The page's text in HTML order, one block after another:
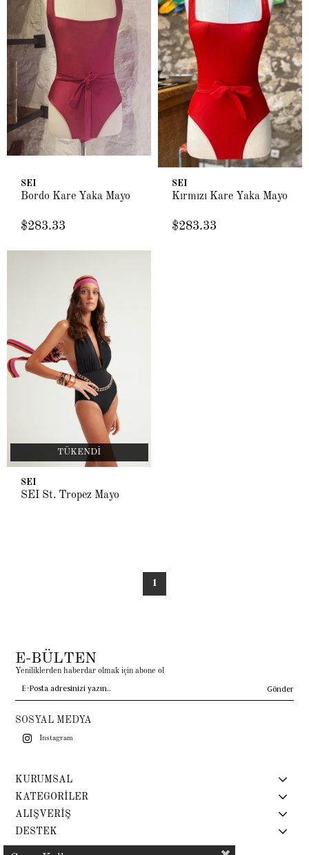
SEI
Bordo Kare Yaka Mayo
$283.33
SEI
Kırmızı Kare Yaka Mayo
$283.33
TÜKENDI
SEI
SEI St. Tropez Mayo
1
E-BÜLTEN
Yeniliklerden haberdar olmak için abone ol
Gönder
SOSYAL MEDYA
Instagram
KURUMSAL
KATEGORİLER
ALIŞVERİŞ
DESTEK